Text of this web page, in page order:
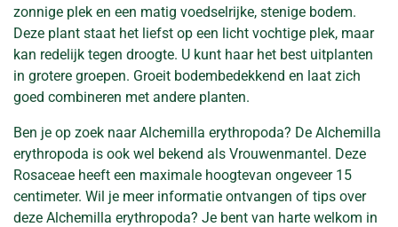
zonnige plek en een matig voedselrijke, stenige bodem.
Deze plant staat het liefst op een licht vochtige plek, maar
kan redelijk tegen droogte. U kunt haar het best uitplanten
in grotere groepen. Groeit bodembedekkend en laat zich
goed combineren met andere planten.
Ben je op zoek naar Alchemilla erythropoda? De Alchemilla
erythropoda is ook wel bekend als Vrouwenmantel. Deze
Rosaceae heeft een maximale hoogtevan ongeveer 15
centimeter. Wil je meer informatie ontvangen of tips over
deze Alchemilla erythropoda? Je bent van harte welkom in